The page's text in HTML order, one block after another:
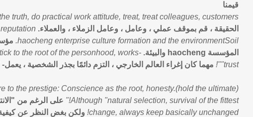
قيمنا
truth, do practical work attitude, treat, treat colleagues, customers.
الحقيقة ، قم بموقف عملي ، وعامل ، وعامل الزملاء ، والعملاء.
haocheng enterprise culture formation and the environmentSoil.
المؤسسة haocheng والبيئة.
to the root of the personhood, works-
"trust"!
مهما كان إغراء العالم الخارجي ، التزم دائمًا بجذر الشخصية ،
to the prestige: Conscience as the root, honesty.(hold the ultimate).
Although "natural selection, survival of the fittest!"
على الرغم من
change, always keep basically unchanged! ولكن بغض النظر عن كيفية